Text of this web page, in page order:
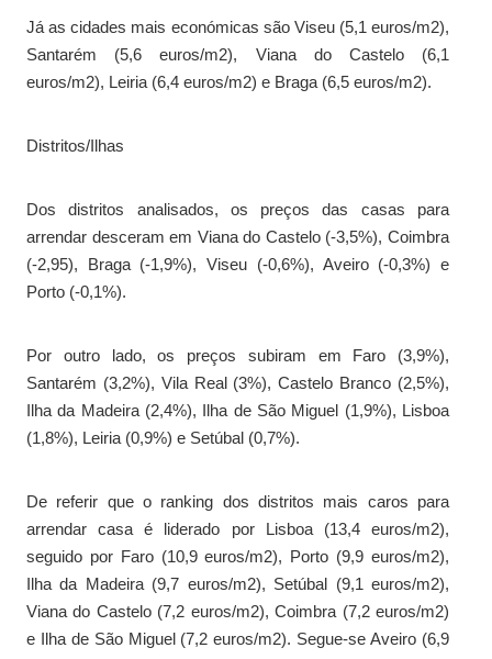
Já as cidades mais económicas são Viseu (5,1 euros/m2),
Santarém (5,6 euros/m2), Viana do Castelo (6,1
euros/m2), Leiria (6,4 euros/m2) e Braga (6,5 euros/m2).
Distritos/Ilhas
Dos distritos analisados, os preços das casas para
arrendar desceram em Viana do Castelo (-3,5%), Coimbra
(-2,95), Braga (-1,9%), Viseu (-0,6%), Aveiro (-0,3%) e
Porto (-0,1%).
Por outro lado, os preços subiram em Faro (3,9%),
Santarém (3,2%), Vila Real (3%), Castelo Branco (2,5%),
Ilha da Madeira (2,4%), Ilha de São Miguel (1,9%), Lisboa
(1,8%), Leiria (0,9%) e Setúbal (0,7%).
De referir que o ranking dos distritos mais caros para
arrendar casa é liderado por Lisboa (13,4 euros/m2),
seguido por Faro (10,9 euros/m2), Porto (9,9 euros/m2),
Ilha da Madeira (9,7 euros/m2), Setúbal (9,1 euros/m2),
Viana do Castelo (7,2 euros/m2), Coimbra (7,2 euros/m2)
e Ilha de São Miguel (7,2 euros/m2). Segue-se Aveiro (6,9